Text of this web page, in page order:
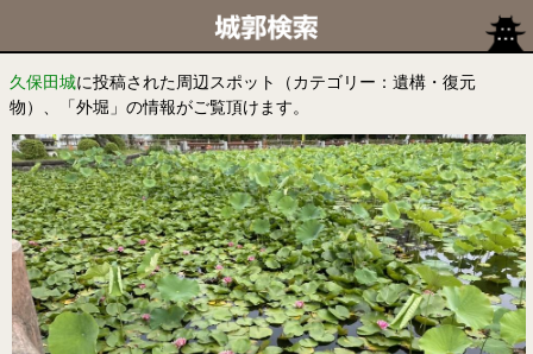
久保田城に投稿された周辺スポット（カテゴリー：遺構・復元
物）、「外堀」の情報がご覧頂けます。